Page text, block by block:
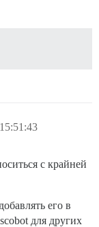
с крайней
его в
для других